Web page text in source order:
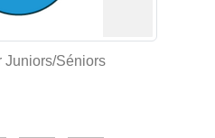
Juniors/Séniors